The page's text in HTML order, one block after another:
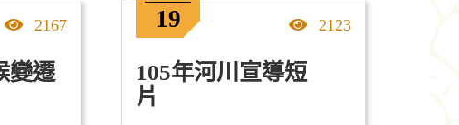
點擊率
2167
變遷
19 點擊率
2123
105年河川宣導短
片